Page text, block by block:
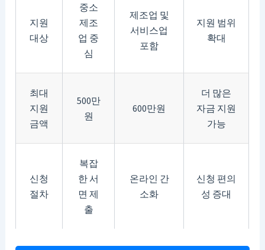
지원
대상
중소
제조
업 중
심
제조업 및
서비스업
포함
지원 범위
확대
최대
지원
금액
500만
원
600만원
더 많은
자금 지원
가능
신청
절차
복잡
한 서
면 제
출
온라인 간
소화
신청 편의
성 증대